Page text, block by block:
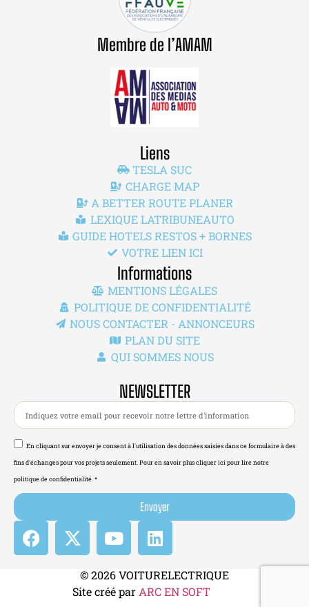
Membre de l’AMAM
Liens
TESLA SUC
CHARGE MAP
A BETTER ROUTE PLANER
LEXIQUE LATRIBUNEAUTO
GUIDE HOTELS RESTOS + BORNES
VOTRE LIEN ICI
Informations
MENTIONS LÉGALES
POLITIQUE DE CONFIDENTIALITÉ
NOUS CONTACTER - ANNONCEURS
PLAN DU SITE
QUI SOMMES NOUS
NEWSLETTER
En cliquant sur envoyer je consent à l'utilisation des données saisies dans ce formulaire à des
fins d'échanges pour vos projets seulement. Pour en savoir plus cliquer ici pour lire notre
politique de confidentialité. *
Envoyer
© 2026 VOITURELECTRIQUE
Site créé par ARC EN SOFT